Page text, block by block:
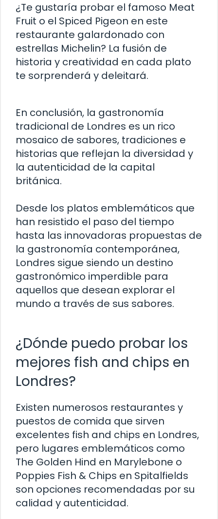
¿Te gustaría probar el famoso Meat
Fruit o el Spiced Pigeon en este
restaurante galardonado con
estrellas Michelin? La fusión de
historia y creatividad en cada plato
te sorprenderá y deleitará.
En conclusión, la gastronomía
tradicional de Londres es un rico
mosaico de sabores, tradiciones e
historias que reflejan la diversidad y
la autenticidad de la capital
británica.
Desde los platos emblemáticos que
han resistido el paso del tiempo
hasta las innovadoras propuestas de
la gastronomía contemporánea,
Londres sigue siendo un destino
gastronómico imperdible para
aquellos que desean explorar el
mundo a través de sus sabores.
¿Dónde puedo probar los
mejores fish and chips en
Londres?
Existen numerosos restaurantes y
puestos de comida que sirven
excelentes fish and chips en Londres,
pero lugares emblemáticos como
The Golden Hind en Marylebone o
Poppies Fish & Chips en Spitalfields
son opciones recomendadas por su
calidad y autenticidad.